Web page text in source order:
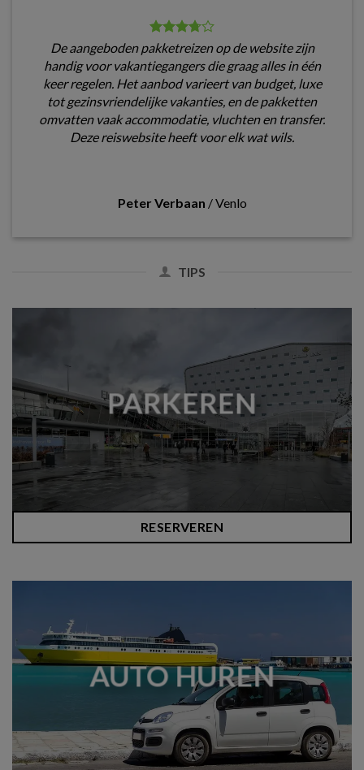
De aangeboden pakketreizen op de website zijn
handig voor vakantiegangers die graag alles in één
keer regelen. Het aanbod varieert van budget, luxe
tot gezinsvriendelijke vakanties, en de pakketten
omvatten vaak accommodatie, vluchten en transfer.
Deze reiswebsite heeft voor elk wat wils.
Peter Verbaan /Venlo
TIPS
PARKEREN
RESERVEREN
AUTO HUREN